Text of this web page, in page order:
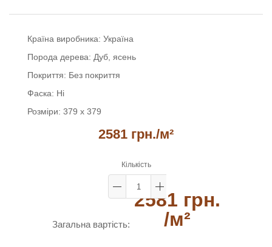
Країна виробника: Україна
Порода дерева: Дуб ясень
Покриття: Без покриття
Фаска: Ні
Розміри: 379 х 379
2581 грн./м²
Кількість
Загальна вартість:
2581 грн.
/м²